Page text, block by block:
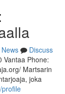
News
Discuss
Vantaa Phone:
Martsarin
joka
profile